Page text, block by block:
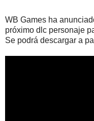
WB Games ha
próximo dlc personaje
Se podrá descargar a